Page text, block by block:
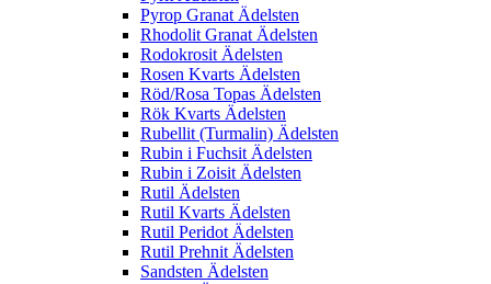
Pyrop Granat Ädelsten
Rhodolit Granat Ädelsten
Rodokrosit Ädelsten
Rosen Kvarts Ädelsten
Röd/Rosa Topas Ädelsten
Rök Kvarts Ädelsten
Rubellit (Turmalin) Ädelsten
Rubin i Fuchsit Ädelsten
Rubin i Zoisit Ädelsten
Rutil Ädelsten
Rutil Kvarts Ädelsten
Rutil Peridot Ädelsten
Rutil Prehnit Ädelsten
Sandsten Ädelsten